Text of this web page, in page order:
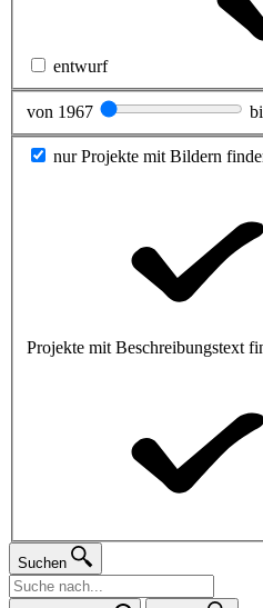
entwurf
von 1967
nur Projekte mit Bildern
Projekte mit Beschreibungstext
Suchen